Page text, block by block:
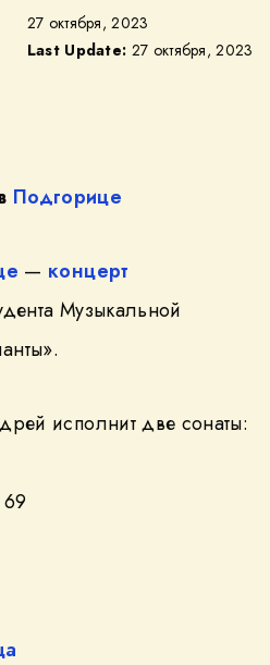
27 октября, 2023
Last Update: 27 октября, 2023
Подгорице
— концерт
Музыкальной
исполнит две сонаты: